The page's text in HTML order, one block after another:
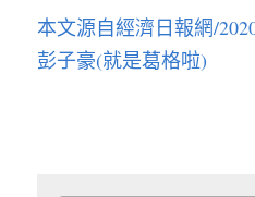
本文源自經濟日報網/
彭子豪(就是葛格啦)